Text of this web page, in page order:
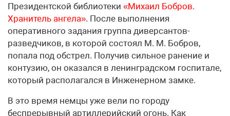
Президентской библиотеки «Михаил Бобров.
Хранитель ангела». После выполнения
оперативного задания группа диверсантов-
разведчиков, в которой состоял М. М. Бобров,
попала под обстрел. Получив сильное ранение и
контузию, он оказался в ленинградском госпитале,
который располагался в Инженерном замке.
В это время немцы уже вели по городу
беспрерывный артиллерийский огонь. Как